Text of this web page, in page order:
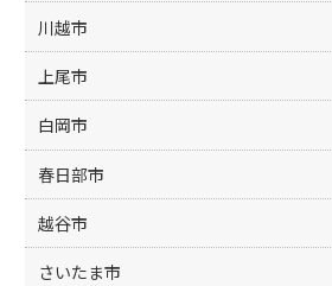
川越市
上尾市
白岡市
春日部市
越谷市
さいたま市